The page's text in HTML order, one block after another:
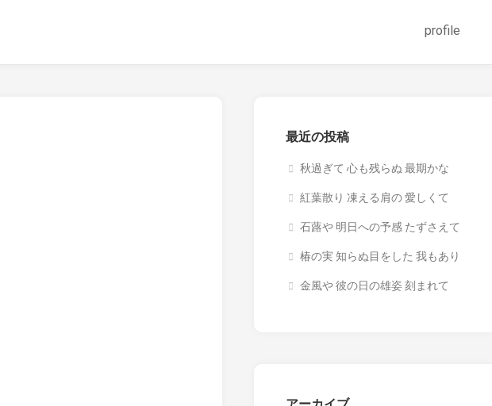
profile
最近の投稿
秋過ぎて 心も残らぬ 最期かな
紅葉散り 凍える肩の 愛しくて
石蕗や 明日への予感 たずさえて
椿の実 知らぬ目をした 我もあり
金風や 彼の日の雄姿 刻まれて